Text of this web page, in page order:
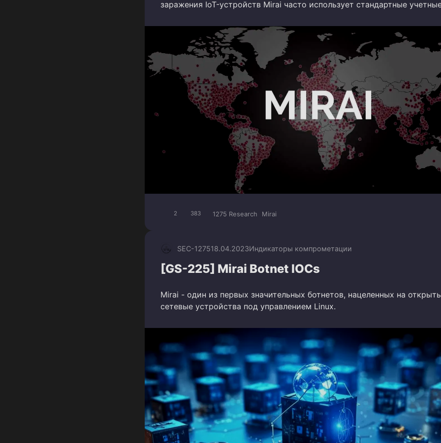
заражения IoT-устройств Mirai часто использует стандартные
2 383 1275 Research Mirai
SEC-127518.04.2023Индикаторы компрометации
[GS-225] Mirai Botnet IOCs
Mirai - один из первых значительных ботнетов, нацеленных на
сетевые устройства под управлением Linux.